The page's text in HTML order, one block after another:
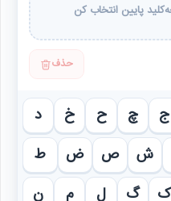
پایین انتخاب کن
حذف
ج چ ح خ
د
ش ص ض
ط
ک گ ل م
ن